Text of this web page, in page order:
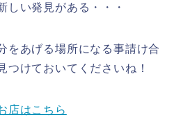
しい発見がある・・・
をあげる場所になる事請け合
つけておいてくださいね！
店はこちら